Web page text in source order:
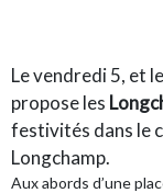
Le vendredi 5, et
propose les
festivités dans le
Longchamp.
Aux abords d’une